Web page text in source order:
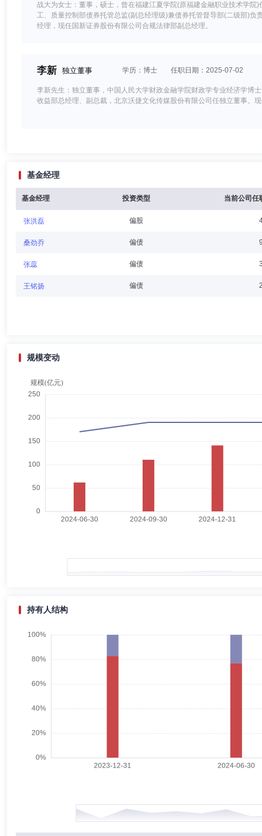
战大为女士：董事，硕士，曾在福建江夏学院(原福建金融职业技术学
工、质量控制部债券托管总监(副总经理级)兼债券托管督导部(二级部)
经理，现任国新证券股份有限公司合规法律部副总经理。
李新 独立董事 学历：博士 任职日期：2025-07-02
李新先生：独立董事，中国人民大学财政金融学院财政学专业经济学博
收益部总经理、副总裁，北京沃捷文化传媒股份有限公司任独立董事。
罗扬先生：独立董事，美国丹佛大学国际关系与国际经济专业硕士，历
长，中国人民银行驻美洲代表处首席代表，中国人民银行国际司副司长
洗钱监测分析中心主任，丝路基金有限责任公司董事总经理、投委会委
李军 学历：博士
李军先生：独立董事，中国财政科学研究院财政学博士，历任山东兖州
物资总公司办公室和市场信息部经理，北京兴亚图商贸公司总经理，中
张勋民
张勋民先生：常务副总经理，武汉大学经济学硕士。历任国家开发银
责任公司)投资银行部副总经理、安徽分公司副总经理、安徽分公司总
张鹏先生：对外经济贸易大学经济学硕士。历任北京证监局机构一处
经理。现任国新国证基金管理有限公司首席信息官。
张洪磊先生：对外经济贸易大学金融学硕士。2021年7月加入国新国证
公司研究部研究员、建信基金管理有限责任公司专户投资部投资经理助
张公允
基金经理
基金经理 投资类型 当前公司任
张洪磊 偏股
桑劲乔 偏债
张蕊 偏债
王铭扬 偏债
规模变动
持有人结构